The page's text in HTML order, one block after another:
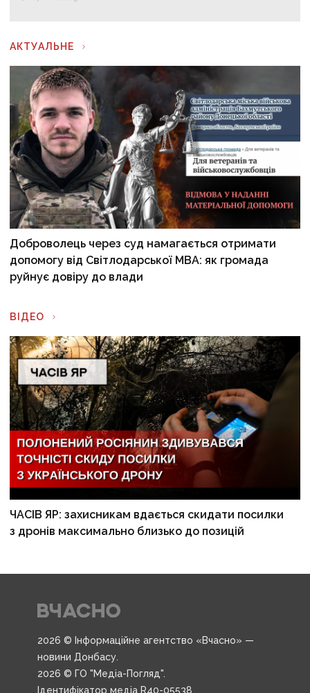
АКТУАЛЬНЕ
Доброволець через суд намагається отримати
допомогу від Світлодарської МВА: як громада
руйнує довіру до влади
ВІДЕО
ЧАСІВ ЯР: захисникам вдається скидати посилки
з дронів максимально близько до позицій
2026 © Інформаційне агентство «Вчасно» —
новини Донбасу.
2026 © ГО "Медіа-Погляд".
Ідентифікатор медіа R40-05538